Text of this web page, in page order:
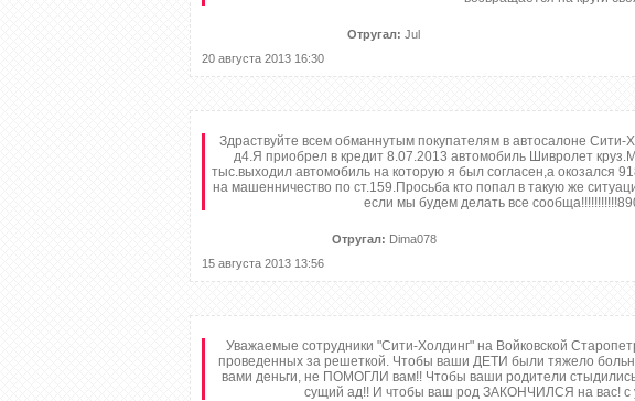
Отругал: Jul
20 августа 2013 16:30
Здраствуйте всем обманнутым покупателям в автосалоне Сити-
д4.Я приобрел в кредит 8.07.2013 автомобиль Шивролет
тыс.выходил автомобиль на которую я был согласен,а окозался
на машенничество по ст.159.Просьба кто попал в такую же
если мы будем делать все
Отругал: Dima078
15 августа 2013 13:56
Уважаемые сотрудники "Сити-Холдинг" на Войковской
проведенных за решеткой. Чтобы ваши ДЕТИ были тяжело
вами деньги, не ПОМОГЛИ вам!! Чтобы ваши родители
сущий ад!! И чтобы ваш род ЗАКОНЧИЛСЯ на вас! с